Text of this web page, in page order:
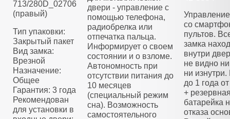
713/280D_02706
(правый)
Тип упаковки:
Закрытый пакет
Вид замка:
Врезной
Назначение:
Общее
Гарантия: 3 года
Рекомендован
для установки в
двери - управление с
помощью телефона,
радиобрелка или
отпечатка пальца.
Информирует о своем
состоянии и о взломе.
Автономность при
отсутствии питания до
10 месяцев
(специальный режим
сна). Возможность
самостоятельного
со
пультов.
замка
внутри
не видно
ни изнутри.
до 1 года
+
батарейка
отказа